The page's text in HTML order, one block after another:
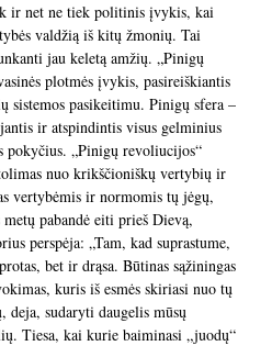
ir net ne tiek politinis įvykis, kai
valdžią iš kitų žmonių. Tai
jau keletą amžių. „Pinigų
plotmės įvykis, pasireiškiantis
sistemos pasikeitimu. Pinigų sfera –
ir atspindintis visus gelminius
pokyčius. „Pinigų revoliucijos“
nuo krikščioniškų vertybių ir
vertybėmis ir normomis tų jėgų,
pabandė eiti prieš Dievą,
perspėja: „Tam, kad suprastume,
bet ir drąsa. Būtinas sąžiningas
kuris iš esmės skiriasi nuo tų
sudaryti daugelis mūsų
Tiesa, kai kurie baiminasi „juodų“